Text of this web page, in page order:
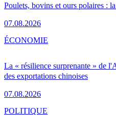
Poulets, bovins et ours polaires :
07.08.2026
La « résilience surprenante » de
des exportations chinoises
07.08.2026
ÉCONOMIE
POLITIQUE